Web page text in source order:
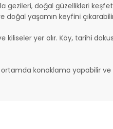
doğal güzellikleri
doğal yaşamın keyfini
yer alır. Köy, tarihi
konaklama yapabilir ve